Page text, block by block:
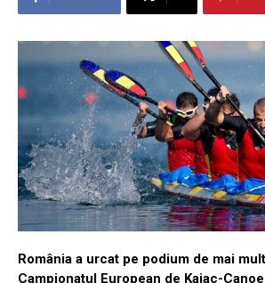
România a urcat pe podium de mai
Campionatul European de Kaiac-